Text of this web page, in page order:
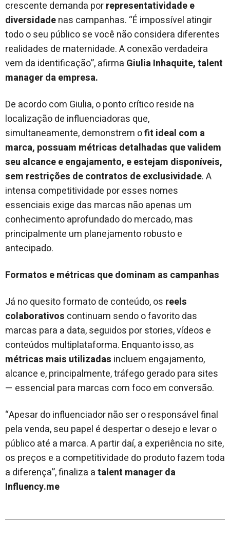
crescente demanda porrepresentatividade e
diversidadenas campanhas. “É impossível atingir
todo o seu público se você não considera diferentes
realidades de maternidade. A conexão verdadeira
vem da identificação”, afirma Giulia Inhaquite, talent
manager da empresa.
De acordo com Giulia, o ponto crítico reside na
localização de influenciadoras que,
simultaneamente, demonstrem ofit ideal com a
marca, possuam métricas detalhadas que validem
seu alcance e engajamento, e estejam disponíveis,
sem restrições de contratos de exclusividade. A
intensa competitividade por esses nomes
essenciais exige das marcas não apenas um
conhecimento aprofundado do mercado, mas
principalmente um planejamento robusto e
antecipado.
Formatos e métricas que dominam as campanhas
Já no quesito formato de conteúdo, os reels
colaborativos continuam sendo o favorito das
marcas para a data, seguidos por stories, vídeos e
conteúdos multiplataforma. Enquanto isso, as
métricas mais utilizadas incluem engajamento,
alcance e, principalmente, tráfego gerado para sites
— essencial para marcas com foco em conversão.
“Apesar do influenciador não ser o responsável final
pela venda, seu papel é despertar o desejo e levar o
público até a marca. A partir daí, a experiência no site,
os preços e a competitividade do produto fazem toda
a diferença”, finaliza atalent manager da
Influency.me